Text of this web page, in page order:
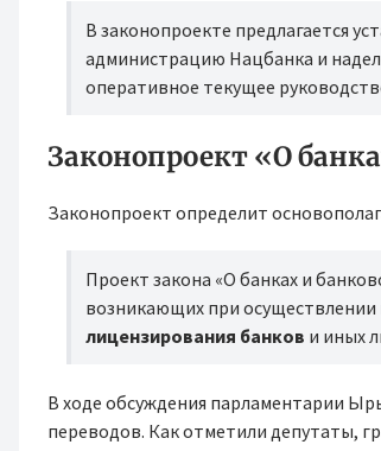
В законопроекте предлагается
администрацию Нацбанка и
оперативное текущее
Законопроект «О
Законопроект определит
Проект закона «О банках и
возникающих при осуществлении
лицензирования банков и иных
В ходе обсуждения парламентарии
переводов. Как отметили депутаты,